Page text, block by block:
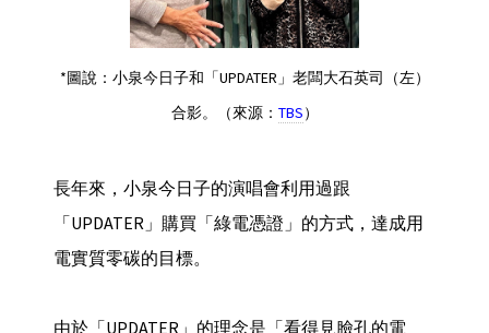
*圖說：小泉今日子和「UPDATER」老闆大石英司（左）
合影。（來源： TBS）
長年來，小泉今日子的演唱會利用過跟
「UPDATER」購買「綠電憑證」的方式，達成用
電實質零碳的目標。
由於「UPDATER」的理念是「看得見臉孔的電